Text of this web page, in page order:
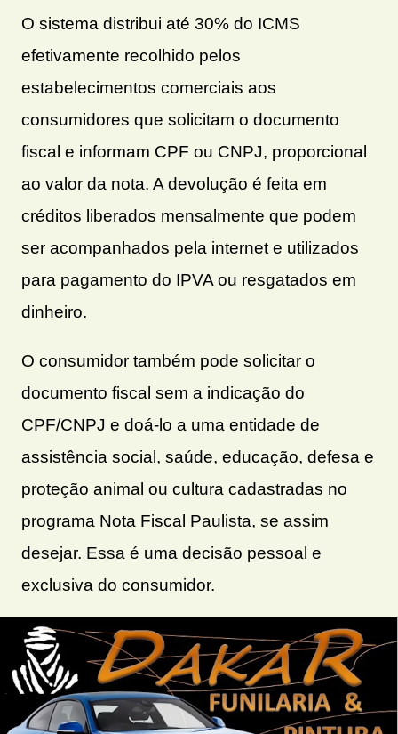
O sistema distribui até 30% do ICMS
efetivamente recolhido pelos
estabelecimentos comerciais aos
consumidores que solicitam o documento
fiscal e informam CPF ou CNPJ, proporcional
ao valor da nota. A devolução é feita em
créditos liberados mensalmente que podem
ser acompanhados pela internet e utilizados
para pagamento do IPVA ou resgatados em
dinheiro.
O consumidor também pode solicitar o
documento fiscal sem a indicação do
CPF/CNPJ e doá-lo a uma entidade de
assistência social, saúde, educação, defesa e
proteção animal ou cultura cadastradas no
programa Nota Fiscal Paulista, se assim
desejar. Essa é uma decisão pessoal e
exclusiva do consumidor.